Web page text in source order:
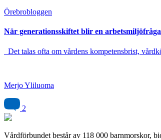
Örebro­bloggen
När generationsskiftet blir en arbetsmiljöfråga
Det talas ofta om vårdens kompetensbrist,
Merjo Yliluoma
2
Vårdförbundet består av 118 000 barnmorskor,